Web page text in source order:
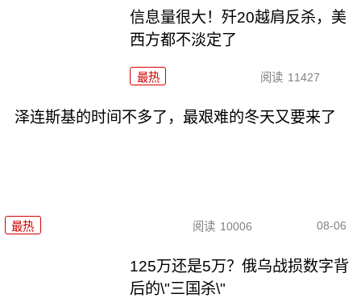
信息量很大！歼20越肩反杀，美
西方都不淡定了
最热 阅读 11427
泽连斯基的时间不多了，最艰难的冬天又要来了
最热 阅读 10006 08-06
125万还是5万？俄乌战损数字背
后的\"三国杀\"